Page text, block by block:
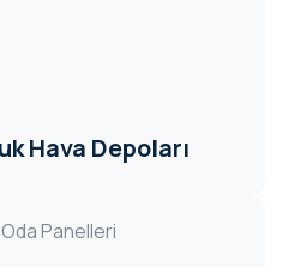
Hava Depoları